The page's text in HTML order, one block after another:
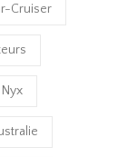
Cruiser
Nyx